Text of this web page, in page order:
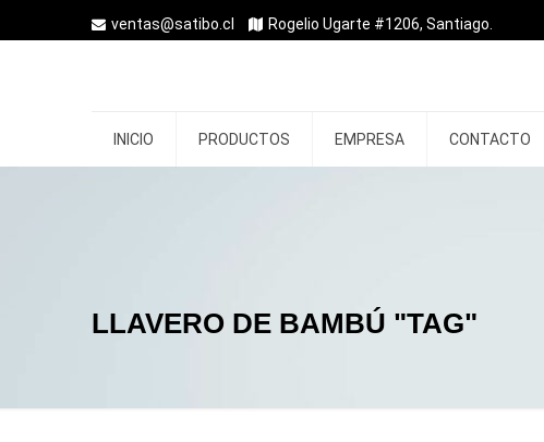
ventas@satibo.cl Rogelio Ugarte #1206, Santiago.
INICIO PRODUCTOS EMPRESA CONTACTO
LLAVERO DE BAMBÚ "TAG"